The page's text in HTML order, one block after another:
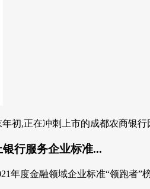
初,正在冲刺上市的成都农商银
行服务企业标准...
年度金融领域企业标准“领跑者